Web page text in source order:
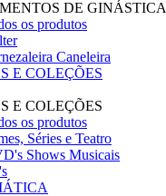
DE GINÁSTICA
os produtos
Caneleira
E COLEÇÕES
E COLEÇÕES
os produtos
Séries e Teatro
Shows Musicais